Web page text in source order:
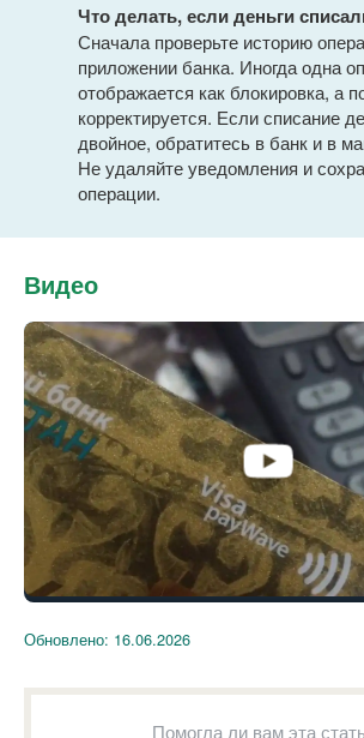
Что делать, если деньги
Сначала проверьте историю
приложении банка. Иногда одна
отображается как блокировка, а
корректируется. Если списание
двойное, обратитесь в банк и в
Не удаляйте уведомления и
операции.
Видео
Обновлено: 16.06.2026
Помогла ли вам эта